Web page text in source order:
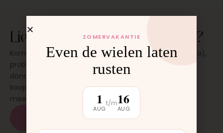
Liever eerst even zien en voelen?
Kom langs in onze werkplaats in Moordrecht (bij Gouda),
probeer de kinderwagen uit en stel al je vragen. Op
donderdag en zaterdag, op afspraak. Geen
koopverplichting. Bevalt hij? Dan neem je hem direct
mee.
Plan een bezichtiging
ZOMERVAKANTIE
Even de wielen laten
rusten
1
AUG
t/m16
AUG